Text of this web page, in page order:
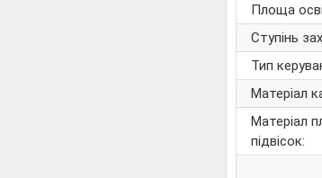
Площа
Ступінь
Тип
Матеріал
Матеріал
підвісок: